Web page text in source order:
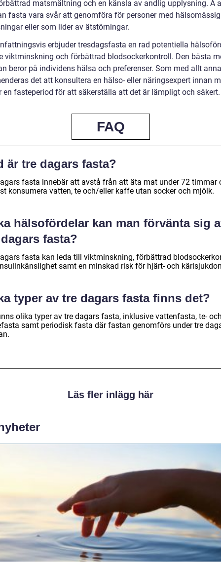
matsmältning och en känsla av andlig upplysning. Å
fasta vara svår att genomföra för personer med
eller som lider av ätstörningar.
erbjuder tresdagsfasta en rad potentiella
viktminskning och förbättrad blodsockerkontroll. Den bästa
beror på individens hälsa och preferenser. Som med allt
det att konsultera en hälso- eller näringsexpert innan
en fasteperiod för att säkerställa att det är lämpligt och säkert.
FAQ
är tre dagars fasta?
fasta innebär att avstå från att äta mat under 72 timmar
konsumera vatten, te och/eller kaffe utan socker och mjölk.
hälsofördelar kan man förvänta sig
fasta?
fasta kan leda till viktminskning, förbättrad
samt en minskad risk för hjärt- och
typer av tre dagars fasta finns det?
olika typer av tre dagars fasta, inklusive vattenfasta, te-
samt periodisk fasta där fastan genomförs under tre
Läs fler inlägg här